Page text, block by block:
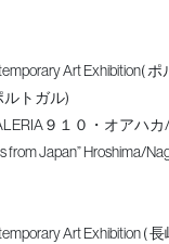
Art Exhibition(
トガル)
９１０・オアハカ
from Japan” Hroshima/
Art Exhibition ( 長